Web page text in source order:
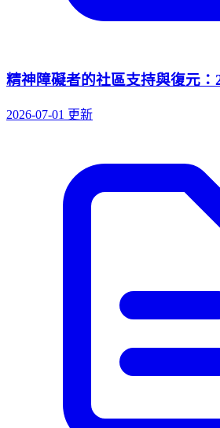
精神障礙者的社區支持與復元：
2026-07-01 更新